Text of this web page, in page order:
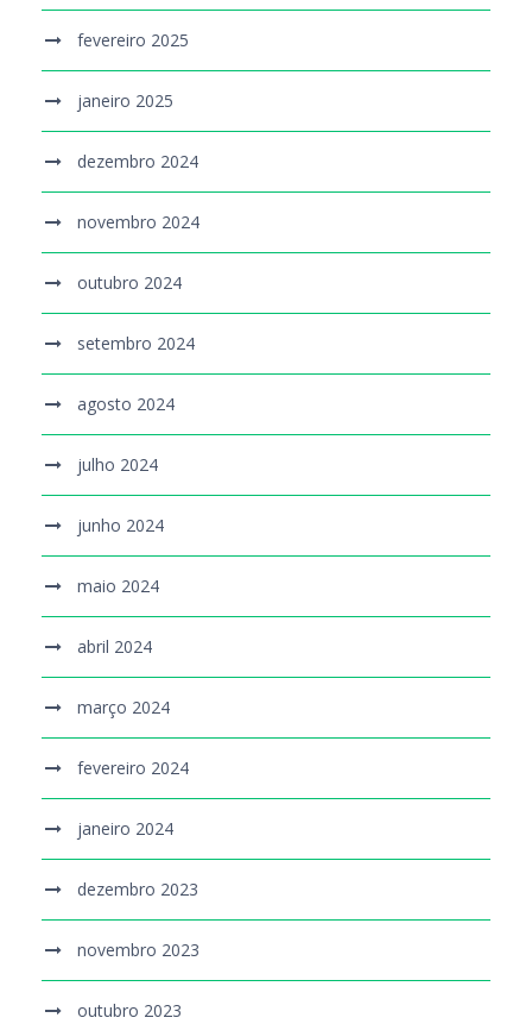
fevereiro 2025
janeiro 2025
dezembro 2024
novembro 2024
outubro 2024
setembro 2024
agosto 2024
julho 2024
junho 2024
maio 2024
abril 2024
março 2024
fevereiro 2024
janeiro 2024
dezembro 2023
novembro 2023
outubro 2023